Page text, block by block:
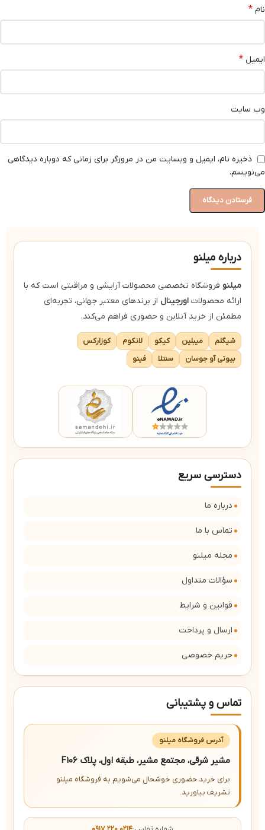
نام *
ایمیل *
وب‌ سایت
ذخیره نام، ایمیل و وبسایت من در مرورگر برای زمانی که دوباره دیدگاهی
می‌نویسم.
درباره میلنو
میلنو فروشگاه تخصصی محصولات آرایشی و مراقبتی است که با
ارائه محصولات اورجینال از برندهای معتبر جهانی، تجربه‌ای
مطمئن از خرید آنلاین و حضوری فراهم می‌کند.
شیگلم میبلین کیکو لانکوم
کوزارکس
بیوتی آو جوسان
سنتلا فینو
دسترسی سریع
درباره ما
تماس با ما
مجله میلنو
سؤالات متداول
قوانین و شرایط
ارسال و پرداخت
حریم خصوصی
تماس و پشتیبانی
آدرس فروشگاه میلنو
مشیر شرقی، مجتمع مشیر، طبقه اول، پلاک F106
برای خرید حضوری خوشحال می‌شویم به فروشگاه میلنو
تشریف بیاورید.